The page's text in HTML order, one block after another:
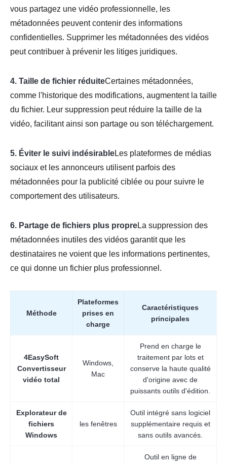
vous partagez une vidéo professionnelle, les
métadonnées peuvent contenir des informations
confidentielles. Supprimer les métadonnées des vidéos
peut contribuer à prévenir les litiges juridiques.
4. Taille de fichier réduiteCertaines métadonnées,
comme l'historique des modifications, augmentent la taille
du fichier. Leur suppression peut réduire la taille de la
vidéo, facilitant ainsi son partage ou son téléchargement.
5. Éviter le suivi indésirableLes plateformes de médias
sociaux et les annonceurs utilisent parfois des
métadonnées pour la publicité ciblée ou pour suivre le
comportement des utilisateurs.
6. Partage de fichiers plus propreLa suppression des
métadonnées inutiles des vidéos garantit que les
destinataires ne voient que les informations pertinentes,
ce qui donne un fichier plus professionnel.
Méthode
Plateformes
prises en
charge
Caractéristiques
principales
4EasySoft
Convertisseur
vidéo total
Windows,
Mac
Prend en charge le
traitement par lots et
conserve la haute qualité
d'origine avec de
puissants outils d'édition.
Explorateur de
fichiers
Windows
les fenêtres
Outil intégré sans logiciel
supplémentaire requis et
sans outils avancés.
Outil en ligne de